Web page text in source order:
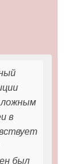
ложным
в
был